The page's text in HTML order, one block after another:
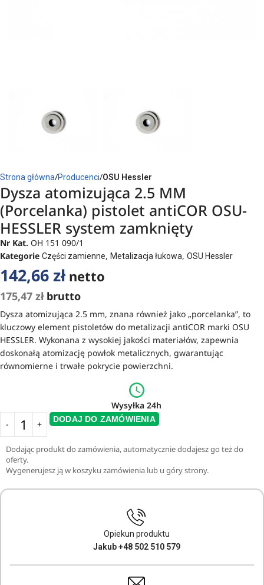
Strona główna Producenci OSU Hessler
Dysza atomizująca 2.5 MM
(Porcelanka) pistolet antiCOR OSU-
HESSLER system zamknięty
Nr Kat. OH 151 090/1
Kategorie Części zamienne, Metalizacja łukowa, OSU Hessler
142,66złnetto
175,47 złbrutto
Dysza atomizująca 2.5 mm, znana również jako „porcelanka”, to
kluczowy element pistoletów do metalizacji antiCOR marki OSU
HESSLER. Wykonana z wysokiej jakości materiałów, zapewnia
doskonałą atomizację powłok metalicznych, gwarantując
równomierne i trwałe pokrycie powierzchni.
Wysyłka 24h
DODAJ DO ZAMÓWIENIA
Dodając produkt do zamówienia, automatycznie dodajesz go też do
oferty.
Wygenerujesz ją w koszyku zamówienia lub u góry strony.
Opiekun produktu
Jakub +48 502 510 579